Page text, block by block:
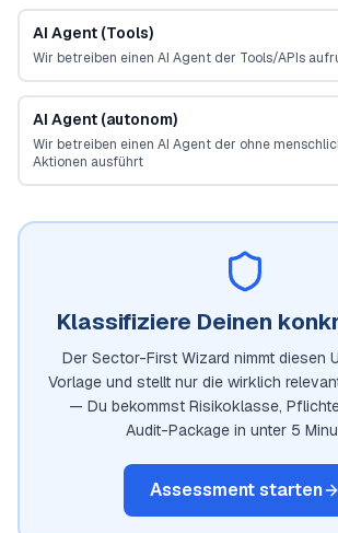
AI Agent (Tools)
Wir betreiben einen AI Agent der Tools/APIs
AI Agent (autonom)
Wir betreiben einen AI Agent der ohne
Aktionen ausführt
Klassifiziere Deinen
Der Sector-First Wizard nimmt diesen
Vorlage und stellt nur die wirklich
— Du bekommst Risikoklasse,
Audit-Package in unter 5
Assessment starten